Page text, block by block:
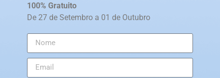
100% Gratuito
De 27 de Setembro a 01 de Outubro